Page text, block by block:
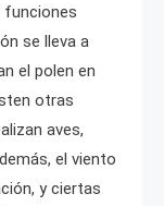
funciones
se lleva a
el polen en
otras
aves,
el viento
y ciertas